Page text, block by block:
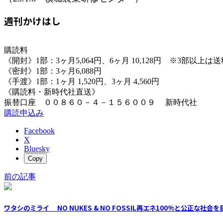
週刊かけはし
購読料
《開封》1部：3ヶ月5,064円、6ヶ月 10,128円 ※3部以上は送
《密封》1部：3ヶ月6,088円
《手渡》1部：1ヶ月 1,520円、3ヶ月 4,560円
《購読料・新時代社直送》
振替口座 ００８６０－４－１５６００９ 新時代社
購読申込み
Facebook
X
Bluesky
Copy
前の記事
ワタシのミライ NO NUKES & NO FOSSIL再エネ100%と公正な社会を